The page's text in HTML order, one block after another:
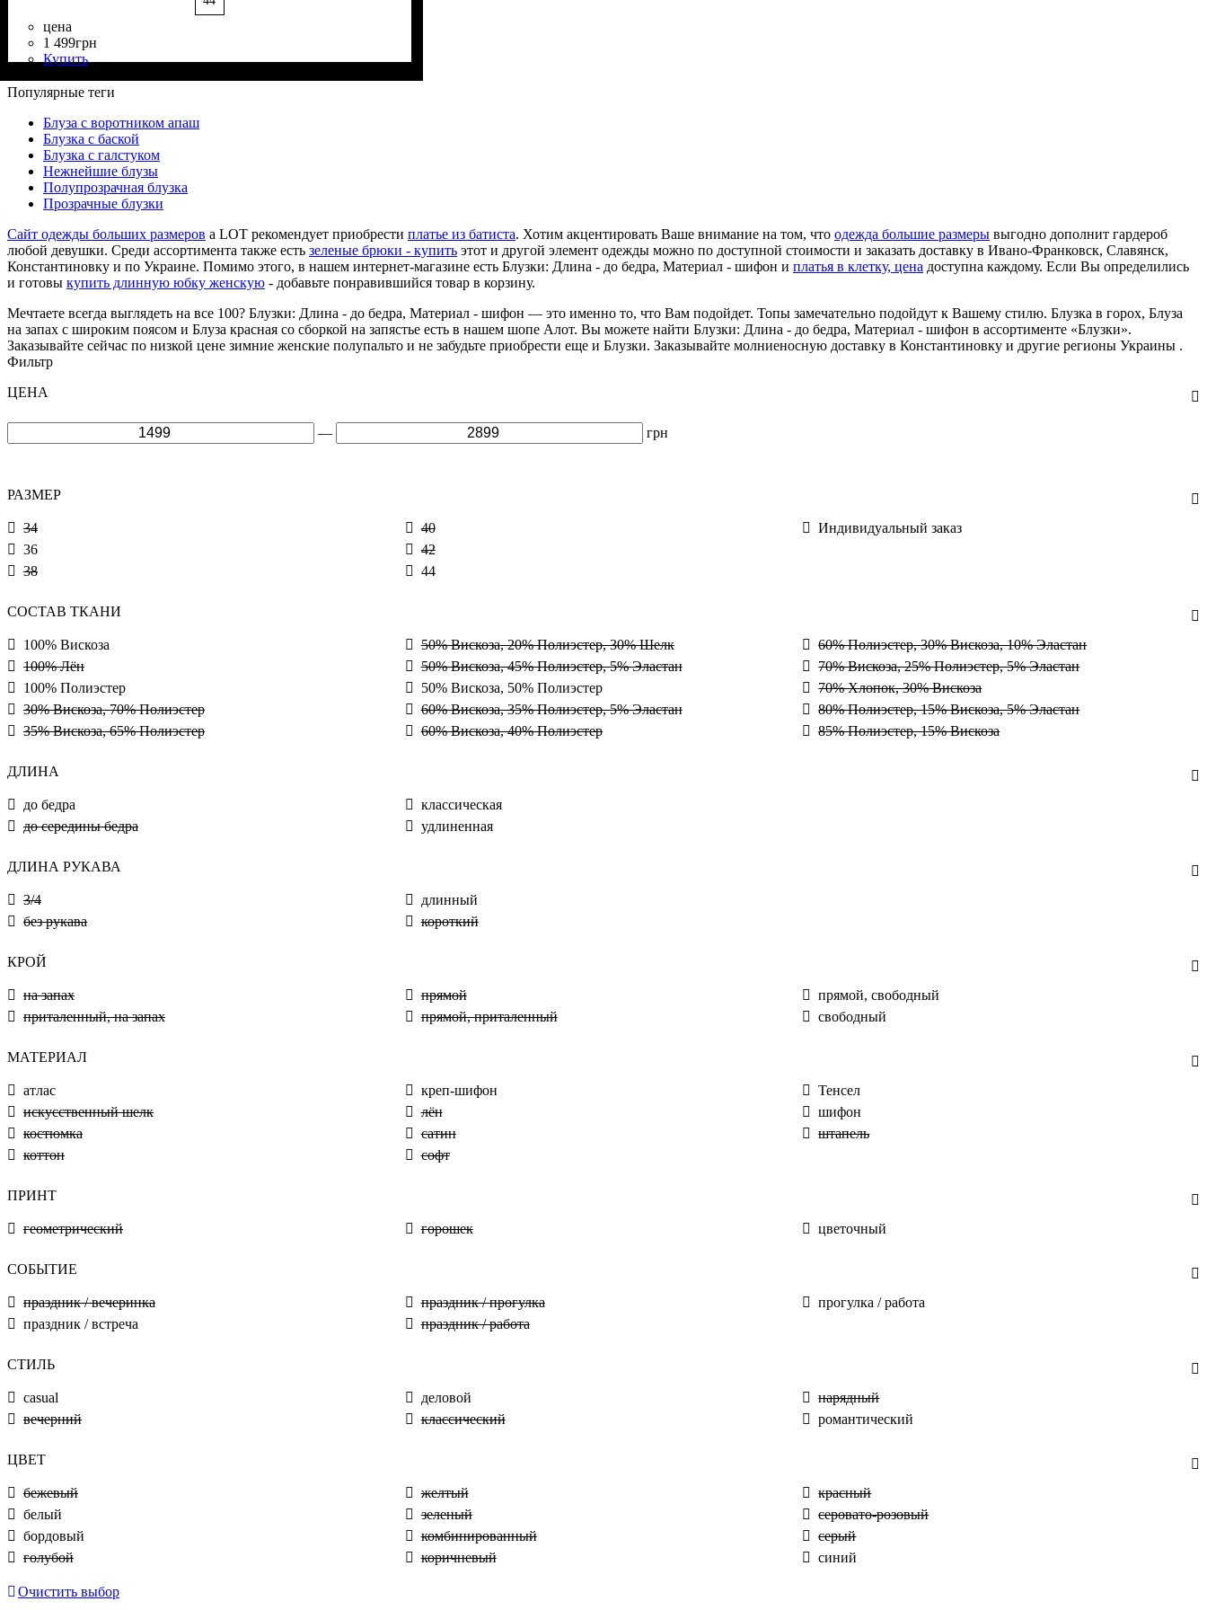
цена
1 499грн
Купить
Состав ткани
Крой: прямой, свободный
Длина: до бедра
Длина рукава
Стиль: casual
Популярные теги
Блуза с воротником апаш
Блузка с баской
Блузка с галстуком
Нежнейшие блузы
Полупрозрачная блузка
Прозрачные блузки
Сайт одежды больших размеров a LOT рекомендует приобрести платье из батиста. Хотим акцентировать Ваше внимание на том, что одежда большие размеры выгодно дополнит гардероб
любой девушки. Среди ассортимента также есть зеленые брюки - купить этот и другой элемент одежды можно по доступной стоимости и заказать доставку в Ивано-Франковск, Славянск,
Константиновку и по Украине. Помимо этого, в нашем интернет-магазине есть Блузки: Длина - до бедра, Материал - шифон и платья в клетку, цена доступна каждому. Если Вы определились
и готовы купить длинную юбку женскую - добавьте понравившийся товар в корзину.
Мечтаете всегда выглядеть на все 100? Блузки: Длина - до бедра, Материал - шифон — это именно то, что Вам подойдет. Топы замечательно подойдут к Вашему стилю. Блузка в горох, Блуза
на запах с широким поясом и Блуза красная со сборкой на запястье есть в нашем шопе Алот. Вы можете найти Блузки: Длина - до бедра, Материал - шифон в ассортименте «Блузки».
Заказывайте сейчас по низкой цене зимние женские полупальто и не забудьте приобрести еще и Блузки. Заказывайте молниеносную доставку в Константиновку и другие регионы Украины .
Фильтр
ЦЕНА
— грн
РАЗМЕР
34
36
38
40
42
44
Индивидуальный заказ
СОСТАВ ТКАНИ
100% Вискоза
100% Лён
100% Полиэстер
30% Вискоза, 70% Полиэстер
35% Вискоза, 65% Полиэстер
50% Вискоза, 20% Полиэстер, 30% Шелк
50% Вискоза, 45% Полиэстер, 5% Эластан
50% Вискоза, 50% Полиэстер
60% Вискоза, 35% Полиэстер, 5% Эластан
60% Вискоза, 40% Полиэстер
60% Полиэстер, 30% Вискоза, 10% Эластан
70% Вискоза, 25% Полиэстер, 5% Эластан
70% Хлопок, 30% Вискоза
80% Полиэстер, 15% Вискоза, 5% Эластан
85% Полиэстер, 15% Вискоза
ДЛИНА
до бедра
до середины бедра
классическая
удлиненная
ДЛИНА РУКАВА
3/4
без рукава
длинный
короткий
КРОЙ
на запах
приталенный, на запах
прямой
прямой, приталенный
прямой, свободный
свободный
МАТЕРИАЛ
атлас
искусственный шелк
костюмка
коттон
креп-шифон
лён
сатин
софт
Тенсел
шифон
штапель
ПРИНТ
геометрический горошек цветочный
СОБЫТИЕ
праздник / вечеринка
праздник / встреча
праздник / прогулка
праздник / работа
прогулка / работа
СТИЛЬ
casual
вечерний
деловой
классический
нарядный
романтический
ЦВЕТ
бежевый
белый
бордовый
голубой
желтый
зеленый
комбинированный
коричневый
красный
серовато-розовый
серый
синий
Очистить выбор